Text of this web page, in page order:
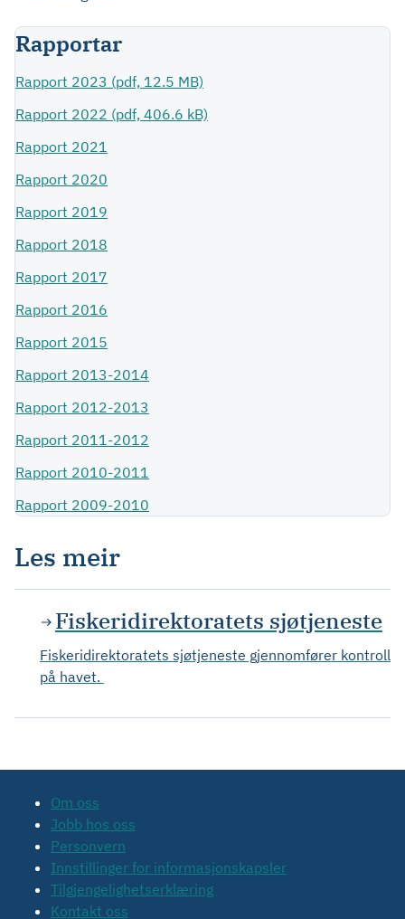
Rapportar
Rapport 2023 (pdf, 12.5 MB)
Rapport 2022 (pdf, 406.6 kB)
Rapport 2021
Rapport 2020
Rapport 2019
Rapport 2018
Rapport 2017
Rapport 2016
Rapport 2015
Rapport 2013-2014
Rapport 2012-2013
Rapport 2011-2012
Rapport 2010-2011
Rapport 2009-2010
Les meir
Fiskeridirektoratets sjøtjeneste
Fiskeridirektoratets sjøtjeneste gjennomfører kontroll
på havet.
Om oss
Jobb hos oss
Personvern
Innstillinger for informasjonskapsler
Tilgjengelighetserklæring
Kontakt oss